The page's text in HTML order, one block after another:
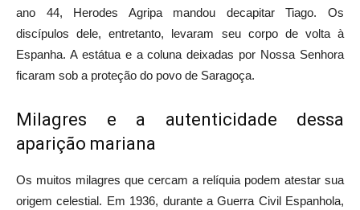
ano 44, Herodes Agripa mandou decapitar Tiago. Os
discípulos dele, entretanto, levaram seu corpo de volta à
Espanha. A estátua e a coluna deixadas por Nossa Senhora
ficaram sob a proteção do povo de Saragoça.
Milagres e a autenticidade dessa
aparição mariana
Os muitos milagres que cercam a relíquia podem atestar sua
origem celestial. Em 1936, durante a Guerra Civil Espanhola,